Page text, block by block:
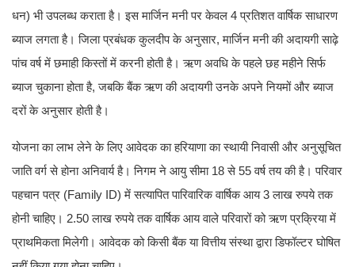
धन) भी उपलब्ध कराता है। इस मार्जिन मनी पर केवल 4 प्रतिशत वार्षिक साधारण
ब्याज लगता है। जिला प्रबंधक कुलदीप के अनुसार, मार्जिन मनी की अदायगी साढ़े
पांच वर्ष में छमाही किस्तों में करनी होती है। ऋण अवधि के पहले छह महीने सिर्फ
ब्याज चुकाना होता है, जबकि बैंक ऋण की अदायगी उनके अपने नियमों और ब्याज
दरों के अनुसार होती है।
योजना का लाभ लेने के लिए आवेदक का हरियाणा का स्थायी निवासी और अनुसूचित
जाति वर्ग से होना अनिवार्य है। निगम ने आयु सीमा 18 से 55 वर्ष तय की है। परिवार
पहचान पत्र (Family ID) में सत्यापित पारिवारिक वार्षिक आय 3 लाख रुपये तक
होनी चाहिए। 2.50 लाख रुपये तक वार्षिक आय वाले परिवारों को ऋण प्रक्रिया में
प्राथमिकता मिलेगी। आवेदक को किसी बैंक या वित्तीय संस्था द्वारा डिफॉल्टर घोषित